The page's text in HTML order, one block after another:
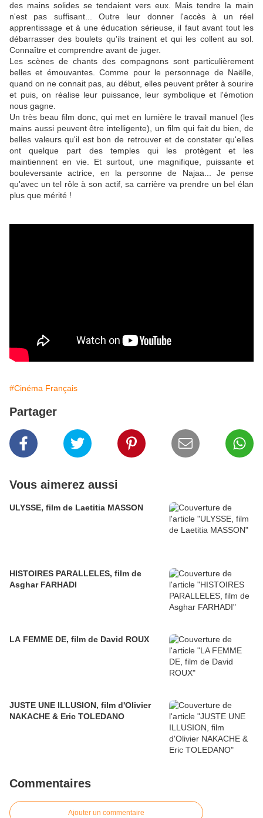
des mains solides se tendaient vers eux. Mais tendre la main
n'est pas suffisant... Outre leur donner l'accès à un réel
apprentissage et à une éducation sérieuse, il faut avant tout les
débarrasser des boulets qu'ils trainent et qui les collent au sol.
Connaître et comprendre avant de juger.
Les scènes de chants des compagnons sont particulièrement
belles et émouvantes. Comme pour le personnage de Naëlle,
quand on ne connait pas, au début, elles peuvent prêter à sourire
et puis, on réalise leur puissance, leur symbolique et l'émotion
nous gagne.
Un très beau film donc, qui met en lumière le travail manuel (les
mains aussi peuvent être intelligente), un film qui fait du bien, de
belles valeurs qu'il est bon de retrouver et de constater qu'elles
ont quelque part des temples qui les protègent et les
maintiennent en vie. Et surtout, une magnifique, puissante et
bouleversante actrice, en la personne de Najaa... Je pense
qu'avec un tel rôle à son actif, sa carrière va prendre un bel élan
plus que mérité !
#Cinéma Français
Partager
Vous aimerez aussi
ULYSSE, film de Laetitia MASSON
HISTOIRES PARALLELES, film de
Asghar FARHADI
LA FEMME DE, film de David ROUX
JUSTE UNE ILLUSION, film d'Olivier
NAKACHE & Eric TOLEDANO
Commentaires
Ajouter un commentaire